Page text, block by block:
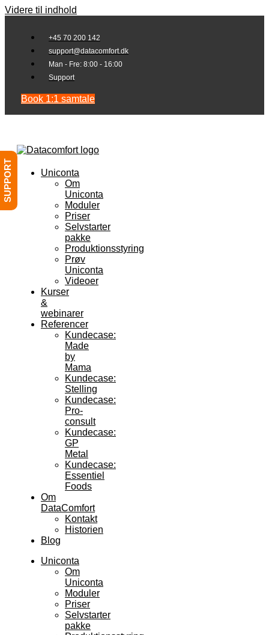
Videre til indhold
+45 70 200 142
support@datacomfort.dk
Man - Fre: 8:00 - 16:00
Support
Book 1:1 samtale
Uniconta
Om
Uniconta
Moduler
Priser
Selvstarter
pakke
Produktionsstyring
Prøv
Uniconta
Videoer
Kurser
&
webinarer
Referencer
Kundecase:
Made
by
Mama
Kundecase:
Stelling
Kundecase:
Pro-
consult
Kundecase:
GP
Metal
Kundecase:
Essentiel
Foods
Om
DataComfort
Kontakt
Historien
Blog
Uniconta
Om
Uniconta
Moduler
Priser
Selvstarter
pakke
SUPPORT